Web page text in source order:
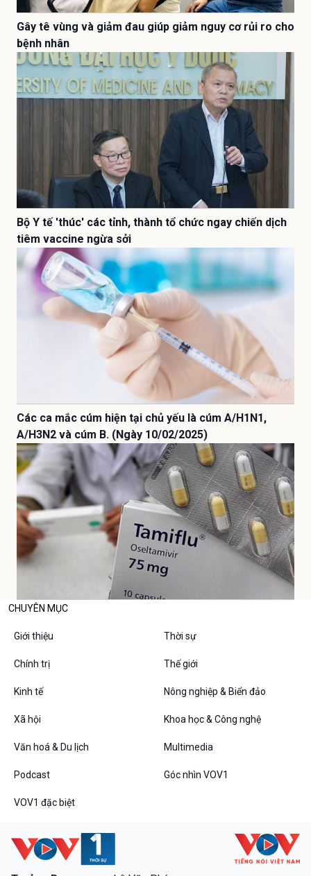
Gây tê vùng và giảm đau giúp giảm nguy cơ rủi ro cho
bệnh nhân
Bộ Y tế 'thúc' các tỉnh, thành tổ chức ngay chiến dịch
tiêm vaccine ngừa sởi
Các ca mắc cúm hiện tại chủ yếu là cúm A/H1N1,
A/H3N2 và cúm B. (Ngày 10/02/2025)
CHUYÊN MỤC
Giới thiệu Thời sự
Chính trị Thế giới
Kinh tế Nông nghiệp & Biển đảo
Xã hội Khoa học & Công nghệ
Văn hoá & Du lịch Multimedia
Podcast Góc nhìn VOV1
VOV1 đặc biệt